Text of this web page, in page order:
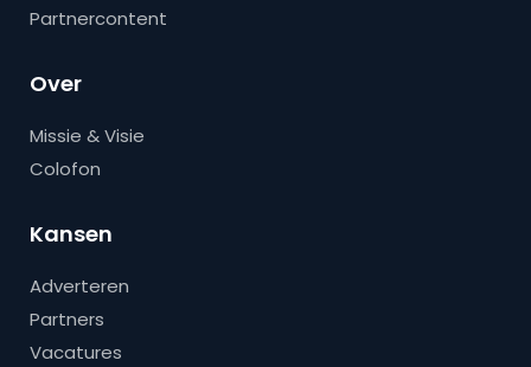
Partnercontent
Over
Missie & Visie
Colofon
Kansen
Adverteren
Partners
Vacatures